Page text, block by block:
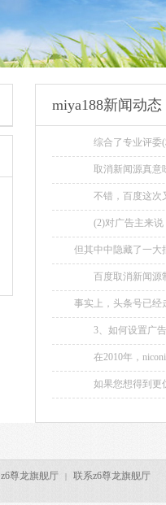
miya188新闻动态
综合了专业评委(
啦： top1宝马：《
取消新闻源真意
不错，百度这次又
(2)对广告主来说
但其中中隐藏了一大
百度取消新闻源制
话，你粘贴我几句，
事实上，头条号已
如你头条上的某篇文
多次...
3、如何设置广告
的限制，下面我们一
在2010年，
如果您想得到更优
果 以下是部分
z6尊龙旗舰厅 | 联系z6尊龙旗舰厅